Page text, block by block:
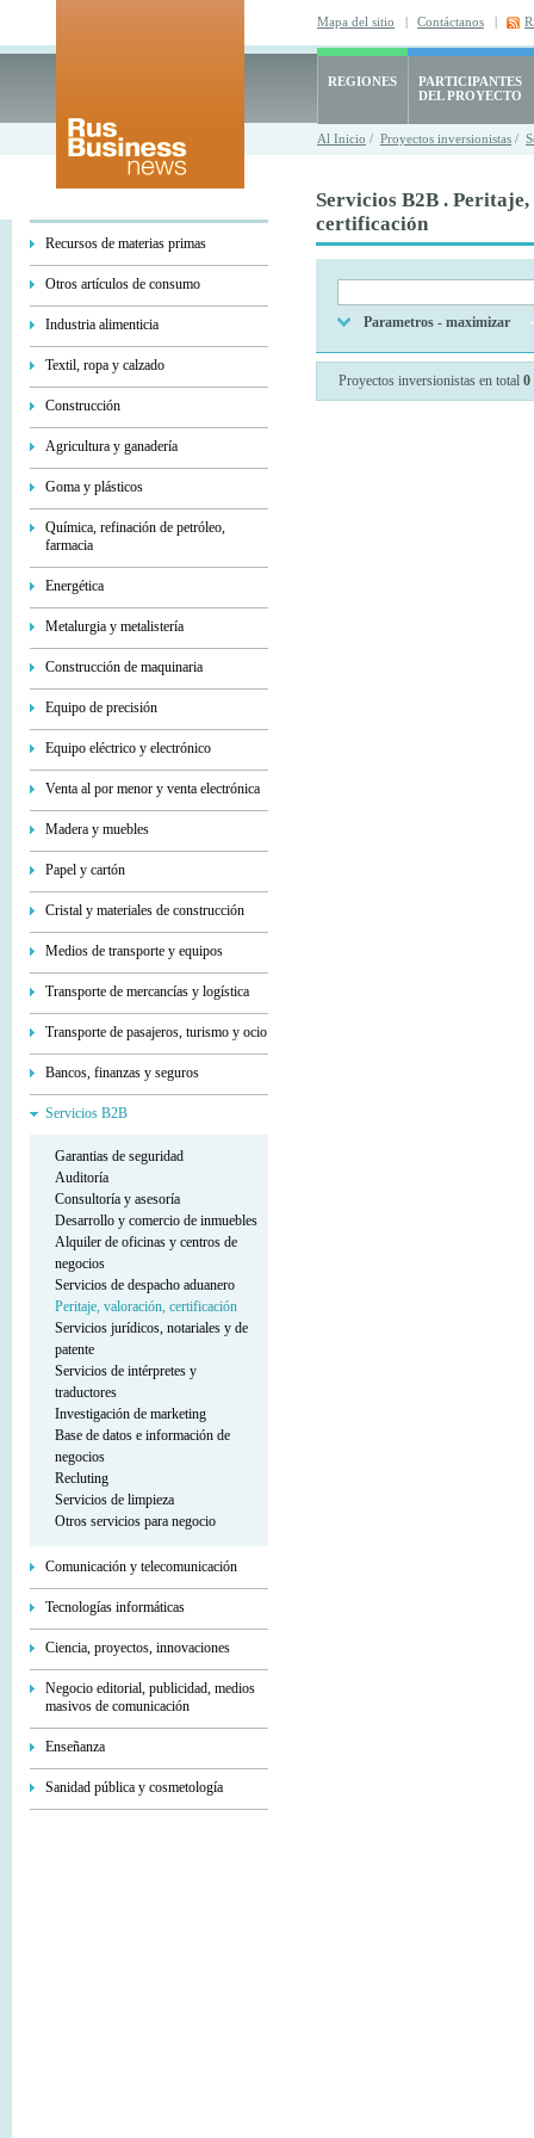
Mapa del sitio | Contáctanos |
REGIONES
PARTICIPANTES
DEL PROYECTO
Al Inicio / Proyectos inversionistas /
Recursos de materias primas
Otros artículos de consumo
Industria alimenticia
Textil, ropa y calzado
Construcción
Agricultura y ganadería
Goma y plásticos
Química, refinación de petróleo,
farmacia
Energética
Metalurgia y metalistería
Construcción de maquinaria
Equipo de precisión
Equipo eléctrico y electrónico
Venta al por menor y venta electrónica
Madera y muebles
Papel y cartón
Cristal y materiales de construcción
Medios de transporte y equipos
Transporte de mercancías y logística
Transporte de pasajeros, turismo y ocio
Bancos, finanzas y seguros
Servicios В2В
Garantias de seguridad
Auditoría
Consultoría y asesoría
Desarrollo y comercio de inmuebles
Alquiler de oficinas y centros de
negocios
Servicios de despacho aduanero
Peritaje, valoración, certificación
Servicios jurídicos, notariales y de
patente
Servicios de intérpretes y
traductores
Investigación de marketing
Base de datos e información de
negocios
Recluting
Servicios de limpieza
Otros servicios para negocio
Comunicación y telecomunicación
Tecnologías informáticas
Ciencia, proyectos, innovaciones
Negocio editorial, publicidad, medios
masivos de comunicación
Enseñanza
Sanidad pública y cosmetología
Servicios В2В .
certificación
Parametros - maximizar
Proyectos inversionistas en total 0